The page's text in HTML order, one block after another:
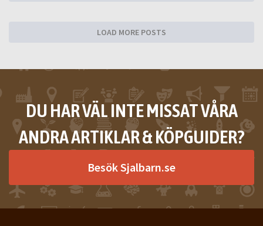
LOAD MORE POSTS
DU HAR VÄL INTE MISSAT VÅRA
ANDRA ARTIKLAR & KÖPGUIDER?
Besök Sjalbarn.se